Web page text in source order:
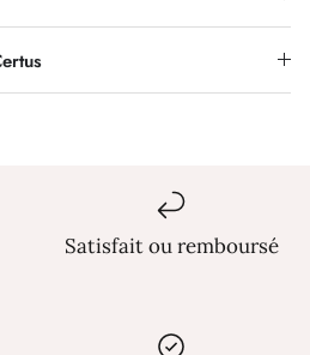
Satisfait ou remboursé